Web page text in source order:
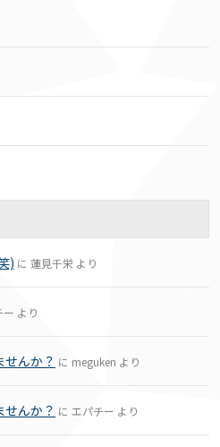
) に 蓮見千栄 より
ー より
んか？ に meguken より
んか？ に エパチー より